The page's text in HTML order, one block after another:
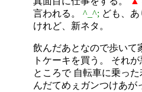
言われる。 ^_^; ども、あ
けれど、新ネタ。
飲んだあとなので歩いて
トケーキを買う。 それ
ところで 自転車に乗っ
んだてめぇガンつけあが